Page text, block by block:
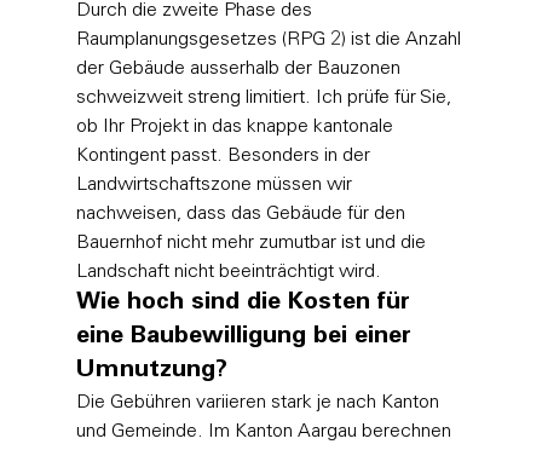
Durch die zweite Phase des
Raumplanungsgesetzes (RPG 2) ist die Anzahl
der Gebäude ausserhalb der Bauzonen
schweizweit streng limitiert. Ich prüfe für Sie,
ob Ihr Projekt in das knappe kantonale
Kontingent passt. Besonders in der
Landwirtschaftszone müssen wir
nachweisen, dass das Gebäude für den
Bauernhof nicht mehr zumutbar ist und die
Landschaft nicht beeinträchtigt wird.
Wie hoch sind die Kosten für
eine Baubewilligung bei einer
Umnutzung?
Die Gebühren variieren stark je nach Kanton
und Gemeinde. Im Kanton Aargau berechnen